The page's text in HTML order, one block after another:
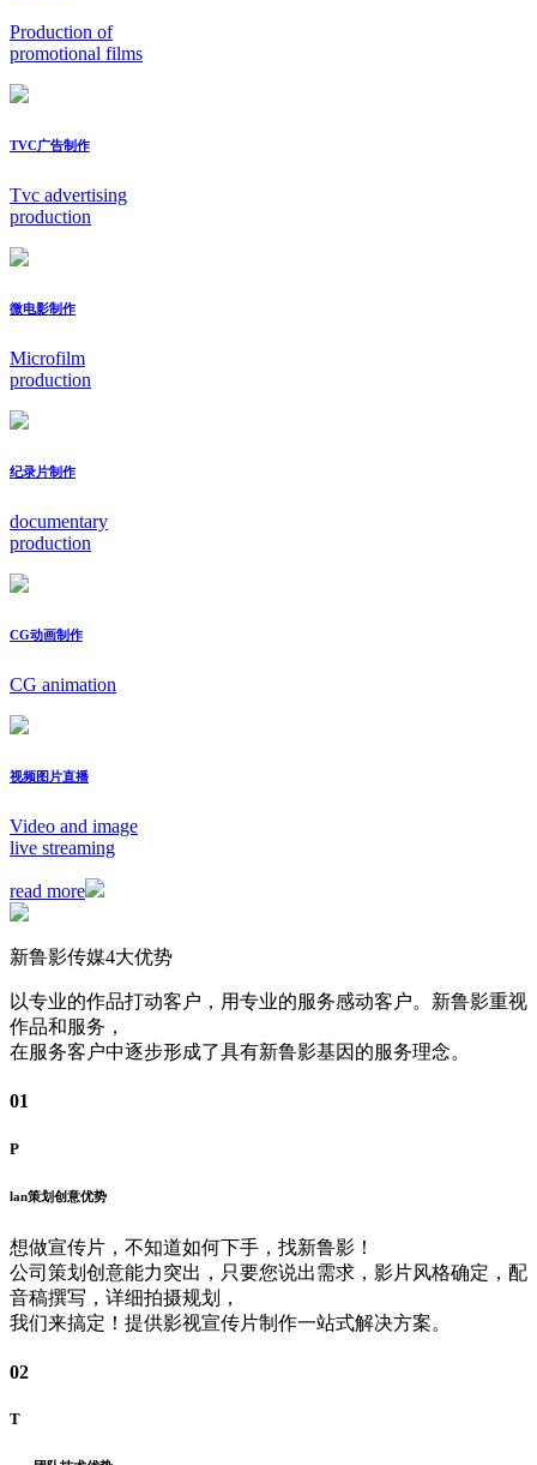
Production of
promotional films
TVC广告制作
Tvc advertising
production
微电影制作
Microfilm
production
纪录片制作
documentary
production
CG动画制作
CG animation
视频图片直播
Video and image
live streaming
read more
新鲁影传媒4大优势
以专业的作品打动客户，用专业的服务感动客户。新鲁影重视
作品和服务，
在服务客户中逐步形成了具有新鲁影基因的服务理念。
01
P
lan策划创意优势
想做宣传片，不知道如何下手，找新鲁影！
公司策划创意能力突出，只要您说出需求，影片风格确定，配
音稿撰写，详细拍摄规划，
我们来搞定！提供影视宣传片制作一站式解决方案。
02
T